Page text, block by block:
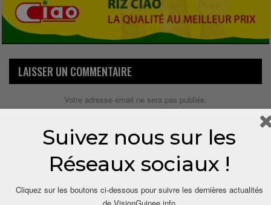
LAISSER UN COMMENTAIRE
Votre adresse email ne sera pas publiée.
Suivez nous sur les
Réseaux sociaux !
Cliquez sur les boutons ci-dessous pour suivre les dernières actualités
de VisionGuinee.info